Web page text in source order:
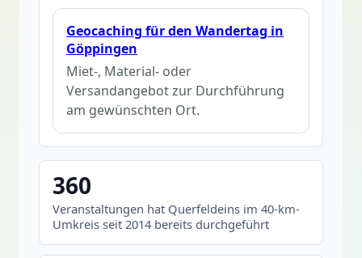
Geocaching für den Wandertag in
Göppingen
Miet-, Material- oder
Versandangebot zur Durchführung
am gewünschten Ort.
360
Veranstaltungen hat Querfeldeins im 40-km-
Umkreis seit 2014 bereits durchgeführt